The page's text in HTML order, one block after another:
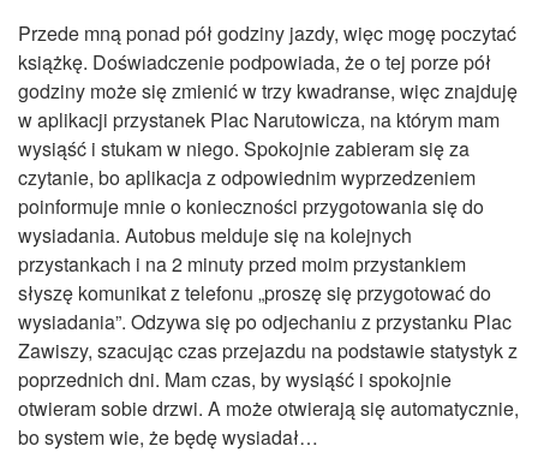
Przede mną ponad pół godziny jazdy, więc mogę poczytać
książkę. Doświadczenie podpowiada, że o tej porze pół
godziny może się zmienić w trzy kwadranse, więc znajduję
w aplikacji przystanek Plac Narutowicza, na którym mam
wysiąść i stukam w niego. Spokojnie zabieram się za
czytanie, bo aplikacja z odpowiednim wyprzedzeniem
poinformuje mnie o konieczności przygotowania się do
wysiadania. Autobus melduje się na kolejnych
przystankach i na 2 minuty przed moim przystankiem
słyszę komunikat z telefonu „proszę się przygotować do
wysiadania”. Odzywa się po odjechaniu z przystanku Plac
Zawiszy, szacując czas przejazdu na podstawie statystyk z
poprzednich dni. Mam czas, by wysiąść i spokojnie
otwieram sobie drzwi. A może otwierają się automatycznie,
bo system wie, że będę wysiadał…